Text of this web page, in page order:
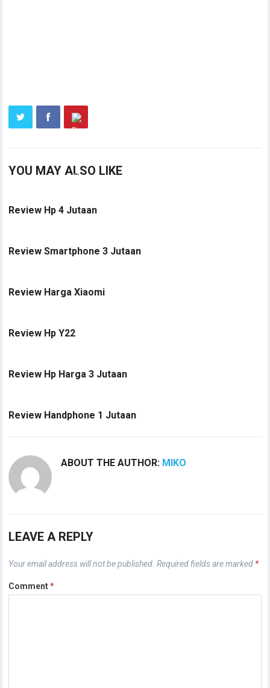
YOU MAY ALSO LIKE
Review Hp 4 Jutaan
Review Smartphone 3 Jutaan
Review Harga Xiaomi
Review Hp Y22
Review Hp Harga 3 Jutaan
Review Handphone 1 Jutaan
ABOUT THE AUTHOR: MIKO
LEAVE A REPLY
Your email address will not be published. Required fields are marked *
Comment*